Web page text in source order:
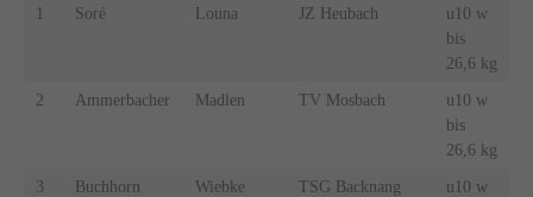
1 Soré Louna JZ Heubach
u10 w
bis
26,6 kg
2 Ammerbacher Madlen TV Mosbach
u10 w
bis
26,6 kg
3 Buchhorn Wiebke TSG Backnang
u10 w